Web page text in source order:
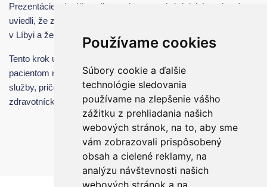
Používame cookies
Súbory cookie a ďalšie
technológie sledovania
používame na zlepšenie vášho
zážitku z prehliadania našich
webových stránok, na to, aby sme
vám zobrazovali prispôsobený
obsah a cielené reklamy, na
analýzu návštevnosti našich
webových stránok a na
Prezentácie sú zúčastnilo mnoho popredných lekárov, ktorý
uviedli, že zariadenie zo Slovenska je prvým svojho druhu
v Líbyi a že workshop je prvým svojho druhu v azyle.
Tento krok ukazuje záväzok kliniky Ibn Sina poskytovať
pacientom najnovšie technológie a najlepšie zdravotnícke
služby, pričom zdôrazňuje dôležitosť rozvoja zručností
zdravotníckeho personálu v oblasti intenzívnej starostlivosti.